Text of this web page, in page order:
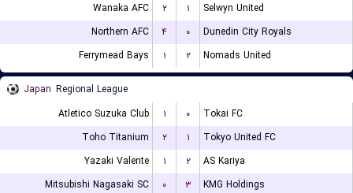
Wanaka AFC
۲ ۱
Selwyn United
Northern AFC
۴ ۰
Dunedin City Royals
Ferrymead Bays
۱ ۲ Nomads United
Japan Regional League
Atletico Suzuka Club
۱ ۰
Tokai FC
Toho Titanium
۲ ۱
Tokyo United FC
Yazaki Valente
۱ ۲
AS Kariya
Mitsubishi Nagasaki SC
۰ ۳ KMG Holdings